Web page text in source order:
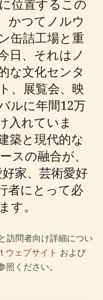
位置するこの
かつてノルウ
缶詰工場と重
日、それはノ
な文化センタ
、展覧会、映
ルに年間12万
入れていま
築と現代的な
スの融合が、
家、芸術愛好
者にとって必
す。
訪問者向け詳細につい
ウェブサイト および
照ください。